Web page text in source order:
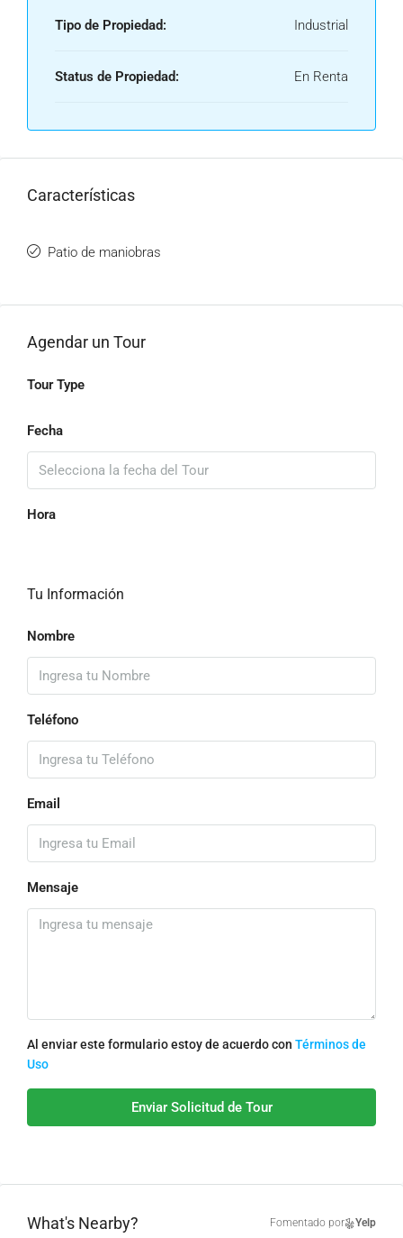
Tipo de Propiedad: Industrial
Status de Propiedad: En Renta
Características
Patio de maniobras
Agendar un Tour
Tour Type
Fecha
Hora
Tu Información
Nombre
Teléfono
Email
Mensaje
Al enviar este formulario estoy de acuerdo con Términos de
Uso
Enviar Solicitud de Tour
What's Nearby? Fomentado por Yelp